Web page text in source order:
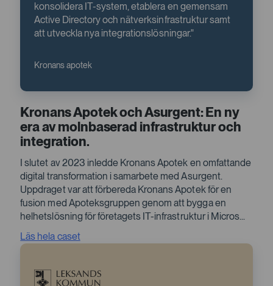
Kronans Apotek och Asurgent: En ny
era av molnbaserad infrastruktur och
integration.
I slutet av 2023 inledde Kronans Apotek en omfattande
digital transformation i samarbete med Asurgent.
Uppdraget var att förbereda Kronans Apotek för en
fusion med Apoteksgruppen genom att bygga en
helhetslösning för företagets IT-infrastruktur i Micros...
Läs hela caset
konsolidera IT-system, etablera en gemensam
Active Directory och nätverksinfrastruktur samt
att utveckla nya integrationslösningar.
Kronans apotek